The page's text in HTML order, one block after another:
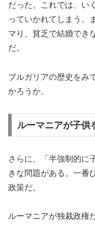
だった。これでは、い
っていかれてしまう。
マり、貧乏で結婚でき
だ。
ブルガリアの歴史をみ
かろうか。
ルーマニアが子供
さらに、「半強制的に
きな問題がある。一番
政策だ。
ルーマニアが独裁政権